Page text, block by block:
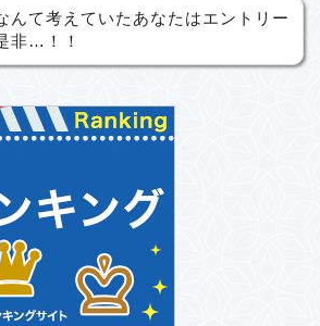
んて考えていたあなたはエントリー
非…！！